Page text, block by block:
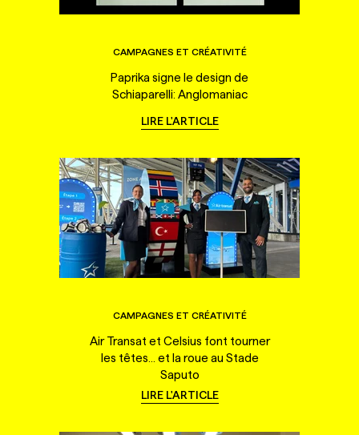
CAMPAGNES ET CRÉATIVITÉ
Paprika signe le design de
Schiaparelli: Anglomaniac
LIRE L'ARTICLE
CAMPAGNES ET CRÉATIVITÉ
Air Transat et Celsius font tourner
les têtes... et la roue au Stade
Saputo
LIRE L'ARTICLE